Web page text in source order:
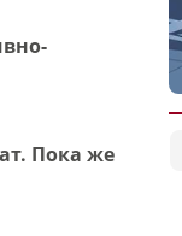
Пока же